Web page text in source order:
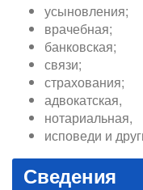
усыновления;
врачебная;
банковская;
связи;
страхования;
адвокатская,
нотариальная,
исповеди и
Сведения